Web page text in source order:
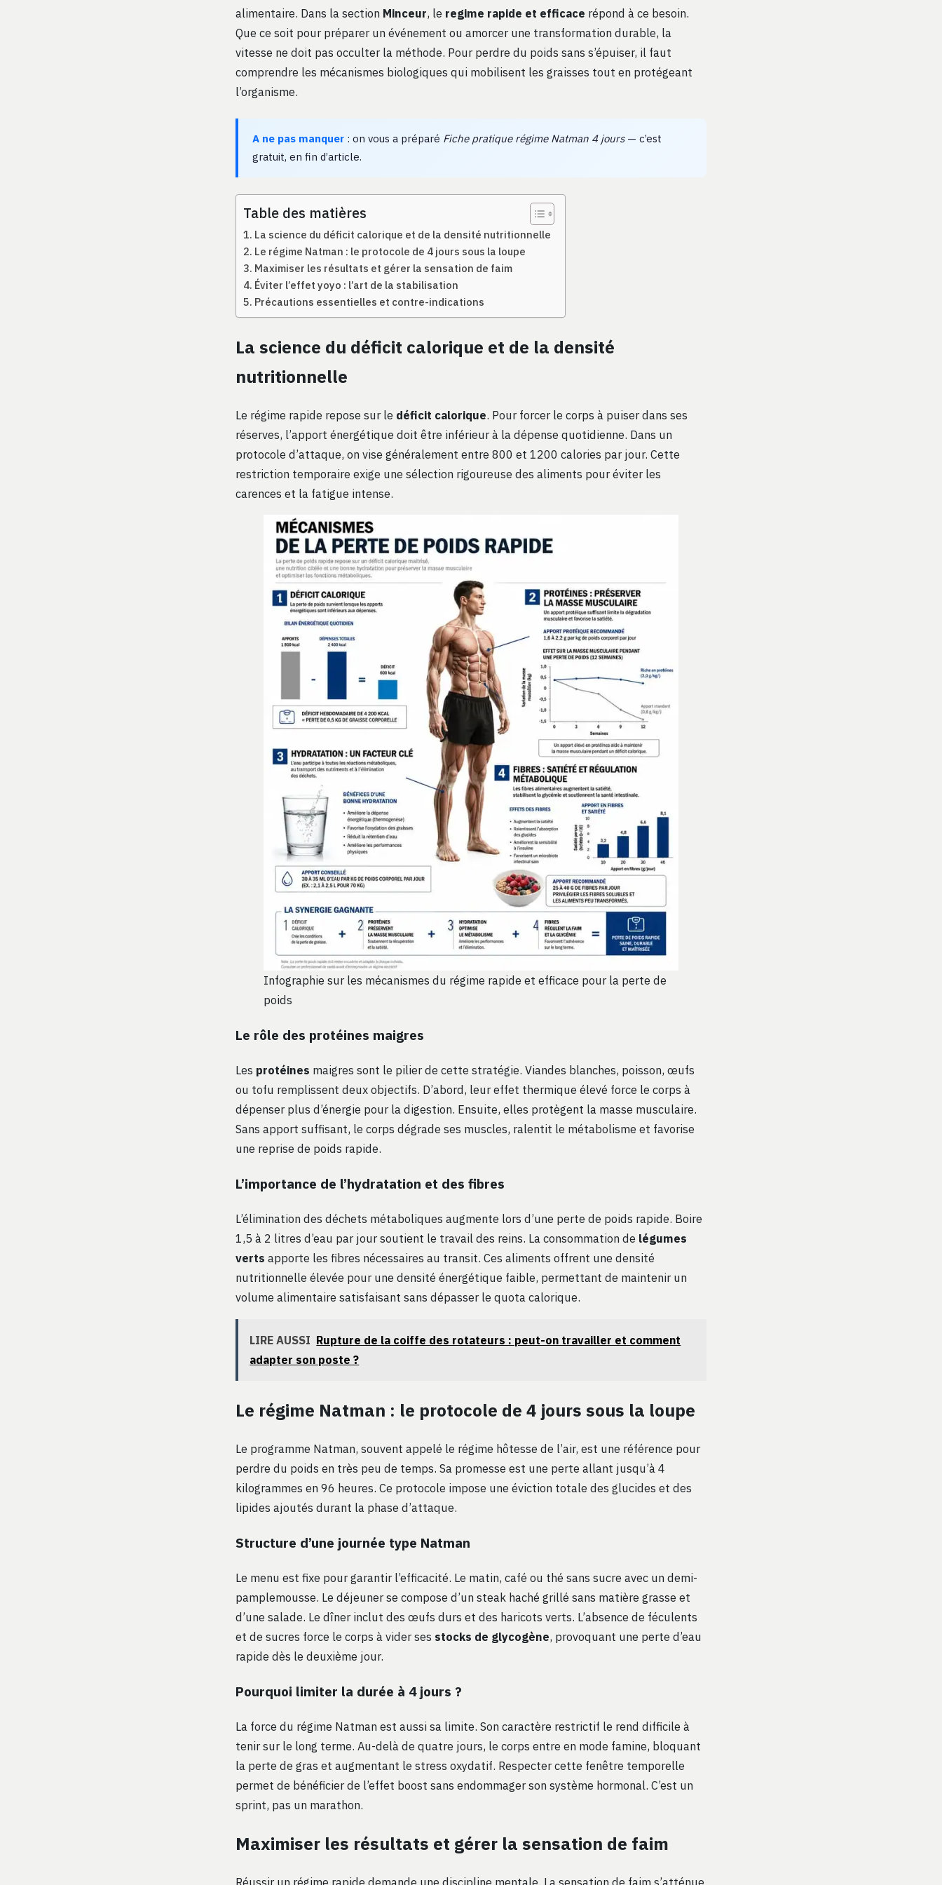
alimentaire. Dans la section Minceur, le regime rapide et efficace répond à ce besoin.
Que ce soit pour préparer un événement ou amorcer une transformation durable, la
vitesse ne doit pas occulter la méthode. Pour perdre du poids sans s’épuiser, il faut
comprendre les mécanismes biologiques qui mobilisent les graisses tout en protégeant
l’organisme.
A ne pas manquer : on vous a préparé Fiche pratique régime Natman 4 jours— c’est
gratuit, en fin d’article.
Table des matières
La science du déficit calorique et de la densité nutritionnelle
Le régime Natman : le protocole de 4 jours sous la loupe
Maximiser les résultats et gérer la sensation de faim
Éviter l’effet yoyo : l’art de la stabilisation
Précautions essentielles et contre-indications
La science du déficit calorique et de la densité
nutritionnelle
Le régime rapide repose sur le déficit calorique. Pour forcer le corps à puiser dans ses
réserves, l’apport énergétique doit être inférieur à la dépense quotidienne. Dans un
protocole d’attaque, on vise généralement entre 800 et 1200 calories par jour. Cette
restriction temporaire exige une sélection rigoureuse des aliments pour éviter les
carences et la fatigue intense.
Infographie sur les mécanismes du régime rapide et efficace pour la perte de
poids
Le rôle des protéines maigres
Les protéines maigres sont le pilier de cette stratégie. Viandes blanches, poisson, œufs
ou tofu remplissent deux objectifs. D’abord, leur effet thermique élevé force le corps à
dépenser plus d’énergie pour la digestion. Ensuite, elles protègent la masse musculaire.
Sans apport suffisant, le corps dégrade ses muscles, ralentit le métabolisme et favorise
une reprise de poids rapide.
L’importance de l’hydratation et des fibres
L’élimination des déchets métaboliques augmente lors d’une perte de poids rapide. Boire
1,5 à 2 litres d’eau par jour soutient le travail des reins. La consommation de légumes
verts apporte les fibres nécessaires au transit. Ces aliments offrent une densité
nutritionnelle élevée pour une densité énergétique faible, permettant de maintenir un
volume alimentaire satisfaisant sans dépasser le quota calorique.
LIRE AUSSI Rupture de la coiffe des rotateurs : peut-on travailler et comment
adapter son poste ?
Le régime Natman : le protocole de 4 jours sous la loupe
Le programme Natman, souvent appelé le régime hôtesse de l’air, est une référence pour
perdre du poids en très peu de temps. Sa promesse est une perte allant jusqu’à 4
kilogrammes en 96 heures. Ce protocole impose une éviction totale des glucides et des
lipides ajoutés durant la phase d’attaque.
Structure d’une journée type Natman
Le menu est fixe pour garantir l’efficacité. Le matin, café ou thé sans sucre avec un demi-
pamplemousse. Le déjeuner se compose d’un steak haché grillé sans matière grasse et
d’une salade. Le dîner inclut des œufs durs et des haricots verts. L’absence de féculents
et de sucres force le corps à vider ses stocks de glycogène, provoquant une perte d’eau
rapide dès le deuxième jour.
Pourquoi limiter la durée à 4 jours ?
La force du régime Natman est aussi sa limite. Son caractère restrictif le rend difficile à
tenir sur le long terme. Au-delà de quatre jours, le corps entre en mode famine, bloquant
la perte de gras et augmentant le stress oxydatif. Respecter cette fenêtre temporelle
permet de bénéficier de l’effet boost sans endommager son système hormonal. C’est un
sprint, pas un marathon.
Maximiser les résultats et gérer la sensation de faim
Réussir un régime rapide demande une discipline mentale. La sensation de faim s’atténue